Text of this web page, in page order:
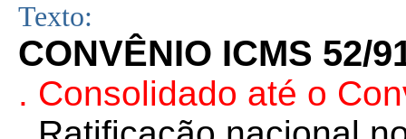
Texto:
CONVÊNIO ICMS 52/
. Consolidado até o